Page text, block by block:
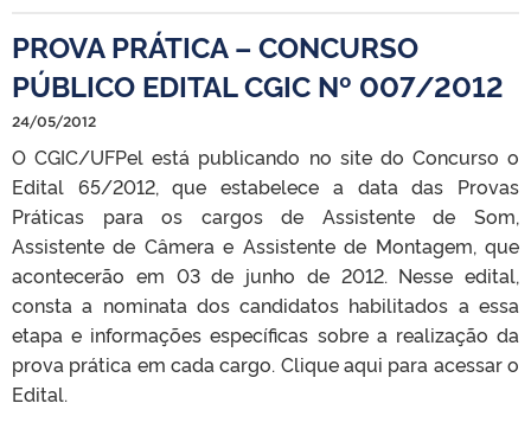
PROVA PRÁTICA – CONCURSO
PÚBLICO EDITAL CGIC Nº 007/2012
24/05/2012
O CGIC/UFPel está publicando no site do Concurso o
Edital 65/2012, que estabelece a data das Provas
Práticas para os cargos de Assistente de Som,
Assistente de Câmera e Assistente de Montagem, que
acontecerão em 03 de junho de 2012. Nesse edital,
consta a nominata dos candidatos habilitados a essa
etapa e informações específicas sobre a realização da
prova prática em cada cargo. Clique aqui para acessar o
Edital.